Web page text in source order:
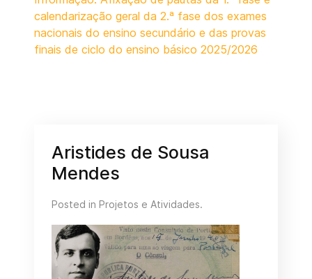
calendarização geral da 2.ª fase dos exames
nacionais do ensino secundário e das provas
finais de ciclo do ensino básico 2025/2026
Aristides de Sousa
Mendes
Posted in Projetos e Atividades.